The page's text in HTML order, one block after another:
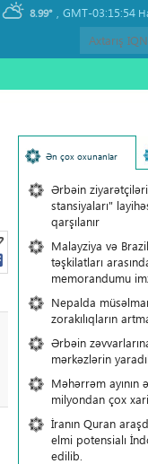
GMT-03:15:54
8.99°
Ən çox oxunanlar
Ərbəin
stansiyaları"
qarşılanır
Malayziya və
təşkilatları
memorandumu
Nepalda
zorakılıqların
Ərbəin
mərkəzlərin
Məhərrəm ayının
milyondan çox
İranın Quran
elmi potensialı
edilib.